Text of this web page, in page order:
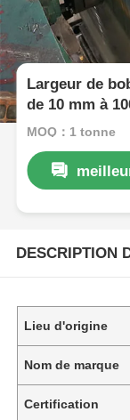
Largeur de
de 10 mm à
Convient pour
MOQ：1 tonne
DESCRIPTION
Lieu d'origine
Nom de marque
Certification